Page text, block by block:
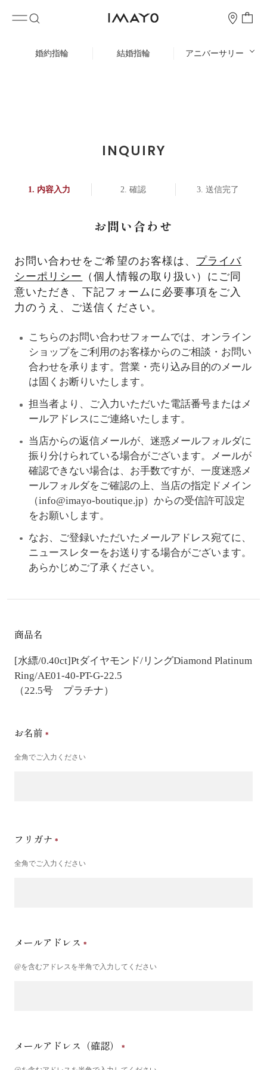
婚約指輪 結婚指輪 アニバーサリー
INQUIRY
内容入力 確認 送信完了
お問い合わせ
お問い合わせをご希望のお客様は、 プライバ
シーポリシー
（個人情報の取り扱い）にご同
意いただき、下記フォームに必要事項をご入
力のうえ、ご送信ください。
こちらのお問い合わせフォームでは、オンライン
ショップをご利用のお客様からのご相談・お問い
合わせを承ります。営業・売り込み目的のメール
は固くお断りいたします。
担当者より、ご入力いただいた電話番号またはメ
ールアドレスにご連絡いたします。
当店からの返信メールが、迷惑メールフォルダに
振り分けられている場合がございます。メールが
確認できない場合は、お手数ですが、一度迷惑メ
ールフォルダをご確認の上、当店の指定ドメイン
（info@imayo-boutique.jp）からの受信許可設定
をお願いします。
なお、ご登録いただいたメールアドレス宛てに、
ニュースレターをお送りする場合がございます。
あらかじめご了承ください。
商品名
[水縹/0.40ct]Ptダイヤモンド/リングDiamond Platinum
Ring/AE01-40-PT-G-22.5
（22.5号 プラチナ）
お名前
全角でご入力ください
フリガナ
全角でご入力ください
メールアドレス
@を含むアドレスを半角で入力してください
メールアドレス（確認）